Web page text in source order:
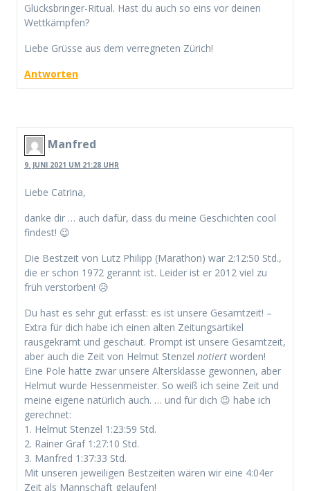
Glücksbringer-Ritual. Hast du auch so eins vor deinen
Wettkämpfen?
Liebe Grüsse aus dem verregneten Zürich!
Antworten
Manfred
9. JUNI 2021 UM 21:28 UHR
Liebe Catrina,
danke dir … auch dafür, dass du meine Geschichten cool
findest! 😉
Die Bestzeit von Lutz Philipp (Marathon) war 2:12:50 Std.,
die er schon 1972 gerannt ist. Leider ist er 2012 viel zu
früh verstorben! 😥
Du hast es sehr gut erfasst: es ist unsere Gesamtzeit! –
Extra für dich habe ich einen alten Zeitungsartikel
rausgekramt und geschaut. Prompt ist unsere Gesamtzeit,
aber auch die Zeit von Helmut Stenzel notiert worden!
Eine Pole hatte zwar unsere Altersklasse gewonnen, aber
Helmut wurde Hessenmeister. So weiß ich seine Zeit und
meine eigene natürlich auch. … und für dich 😉 habe ich
gerechnet:
1. Helmut Stenzel 1:23:59 Std.
2. Rainer Graf 1:27:10 Std.
3. Manfred 1:37:33 Std.
Mit unseren jeweiligen Bestzeiten wären wir eine 4:04er
Zeit als Mannschaft gelaufen!